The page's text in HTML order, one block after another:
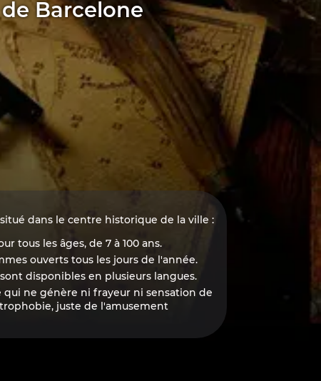
Barcelone
dans le centre historique de la ville :
tous les âges, de 7 à 100 ans.
ouverts tous les jours de l'année.
disponibles en plusieurs langues.
qui ne génère ni frayeur ni sensation de
juste de l'amusement